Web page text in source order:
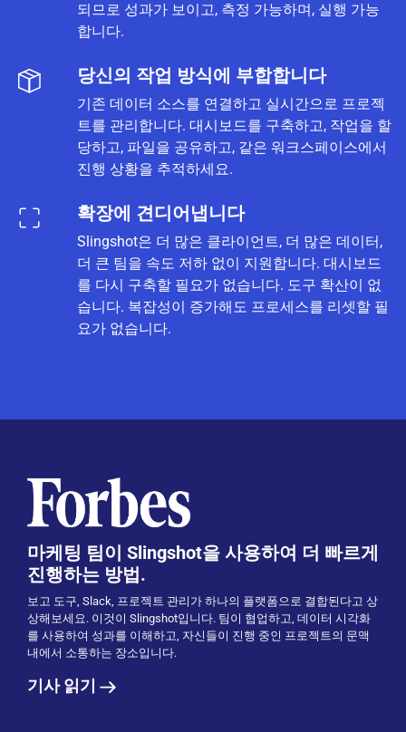
되므로 성과가 보이고, 측정 가능하며, 실행 가능
합니다.
당신의 작업 방식에 부합합니다
기존 데이터 소스를 연결하고 실시간으로 프로젝
트를 관리합니다. 대시보드를 구축하고, 작업을 할
당하고, 파일을 공유하고, 같은 워크스페이스에서
진행 상황을 추적하세요.
확장에 견디어냅니다
Slingshot은 더 많은 클라이언트, 더 많은 데이터,
더 큰 팀을 속도 저하 없이 지원합니다. 대시보드
를 다시 구축할 필요가 없습니다. 도구 확산이 없
습니다. 복잡성이 증가해도 프로세스를 리셋할 필
요가 없습니다.
마케팅 팀이 Slingshot을 사용하여 더 빠르게
진행하는 방법.
보고 도구, Slack, 프로젝트 관리가 하나의 플랫폼으로 결합된다고 상
상해보세요. 이것이 Slingshot입니다. 팀이 협업하고, 데이터 시각화
를 사용하여 성과를 이해하고, 자신들이 진행 중인 프로젝트의 문맥
내에서 소통하는 장소입니다.
기사 읽기